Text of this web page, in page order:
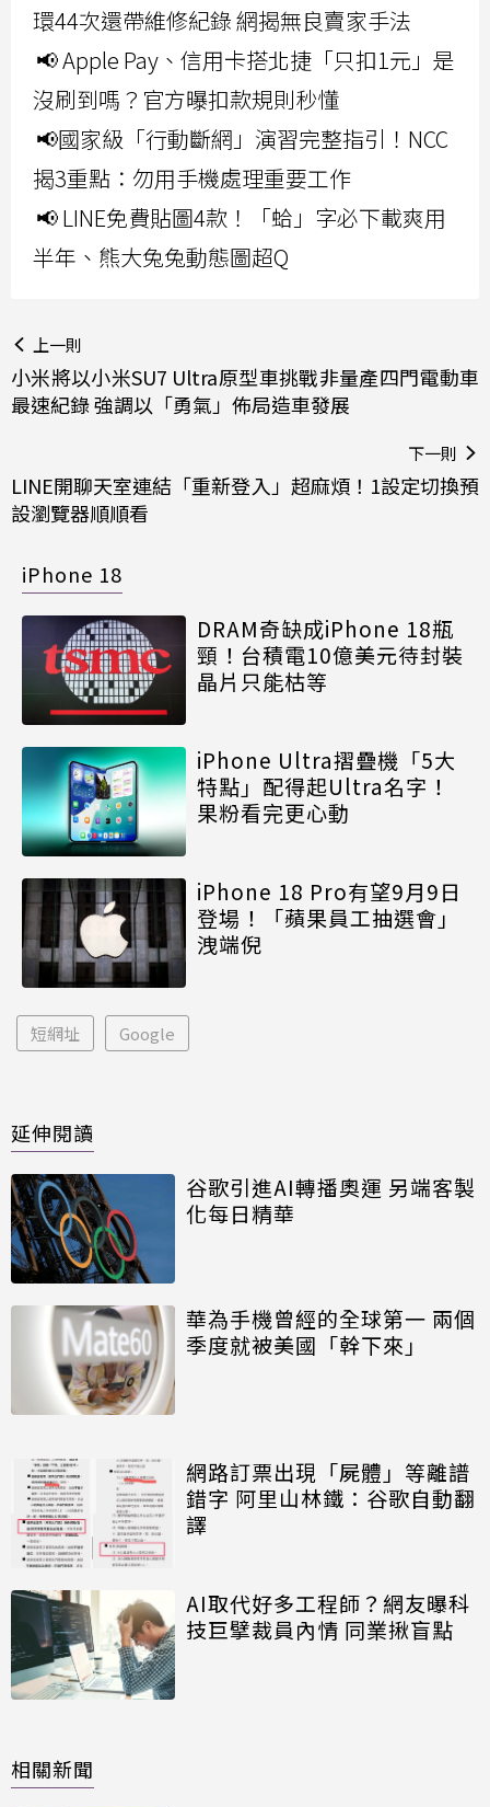
環44次還帶維修紀錄 網揭無良賣家手法
📢 Apple Pay、信用卡搭北捷「只扣1元」是
沒刷到嗎？官方曝扣款規則秒懂
📢國家級「行動斷網」演習完整指引！NCC
揭3重點：勿用手機處理重要工作
📢 LINE免費貼圖4款！「蛤」字必下載爽用
半年、熊大兔兔動態圖超Q
上一則
小米將以小米SU7 Ultra原型車挑戰非量產四門電動車
最速紀錄 強調以「勇氣」佈局造車發展
下一則
LINE開聊天室連結「重新登入」超麻煩！1設定切換預
設瀏覽器順順看
iPhone 18
DRAM奇缺成iPhone 18瓶
頸！台積電10億美元待封裝
晶片只能枯等
iPhone Ultra摺疊機「5大
特點」配得起Ultra名字！
果粉看完更心動
iPhone 18 Pro有望9月9日
登場！「蘋果員工抽選會」
洩端倪
短網址 Google
延伸閱讀
谷歌引進AI轉播奧運 另端客製
化每日精華
華為手機曾經的全球第一 兩個
季度就被美國「幹下來」
網路訂票出現「屍體」等離譜
錯字 阿里山林鐵：谷歌自動翻
譯
AI取代好多工程師？網友曝科
技巨擘裁員內情 同業揪盲點
相關新聞